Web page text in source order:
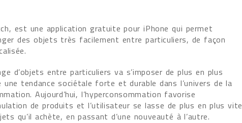
est une application gratuite pour iPhone qui permet
des objets très facilement entre particuliers, de façon
d’objets entre particuliers va s’imposer de plus en plus
une tendance sociétale forte et durable dans l’univers de la
Aujourd’hui, l’hyperconsommation favorise
de produits et l’utilisateur se lasse de plus en plus vite
qu’il achète, en passant d’une nouveauté à l’autre.